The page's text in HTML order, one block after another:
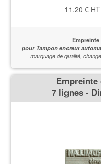
11.20 € HT
pour Tampon encreur
marquage de qualité,
7 lignes -